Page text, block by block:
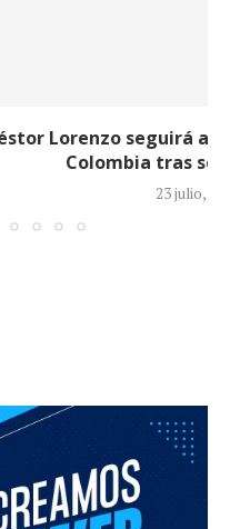
de la Selección
ratificado...